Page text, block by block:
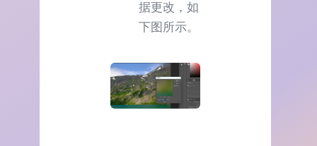
据更改，如
下图所示。